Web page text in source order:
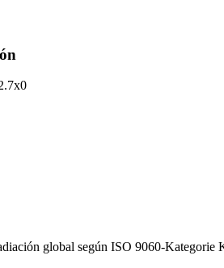
global según ISO 9060-